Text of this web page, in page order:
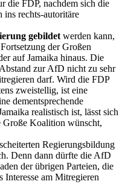
die FDP, nachdem sich die
rechts-autoritäre
gebildet werden kann,
der Großen
auf Jamaika hinaus. Die
zur AfD nicht zu sehr
darf. Wird die FDP
zweistellig, ist eine
dementsprechende
realistisch ist, lässt sich
Große Koalition wünscht,
Regierungsbildung
Denn dann dürfte die AfD
der übrigen Parteien, die
Interesse am Mitregieren